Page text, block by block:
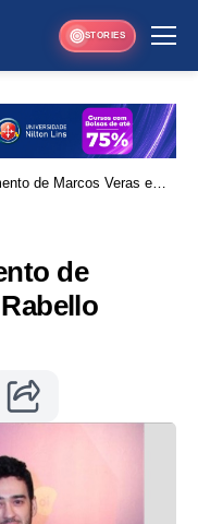
STORIES
de Marcos Veras e
de